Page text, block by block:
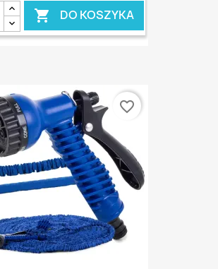
 DO KOSZYKA
favorite_border